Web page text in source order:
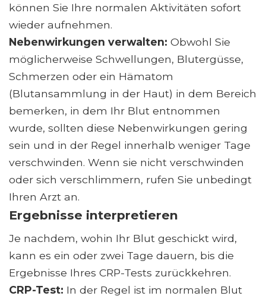
können Sie Ihre normalen Aktivitäten sofort
wieder aufnehmen.
Nebenwirkungen verwalten: Obwohl Sie
möglicherweise Schwellungen, Blutergüsse,
Schmerzen oder ein Hämatom
(Blutansammlung in der Haut) in dem Bereich
bemerken, in dem Ihr Blut entnommen
wurde, sollten diese Nebenwirkungen gering
sein und in der Regel innerhalb weniger Tage
verschwinden. Wenn sie nicht verschwinden
oder sich verschlimmern, rufen Sie unbedingt
Ihren Arzt an.
Ergebnisse interpretieren
Je nachdem, wohin Ihr Blut geschickt wird,
kann es ein oder zwei Tage dauern, bis die
Ergebnisse Ihres CRP-Tests zurückkehren.
CRP-Test: In der Regel ist im normalen Blut